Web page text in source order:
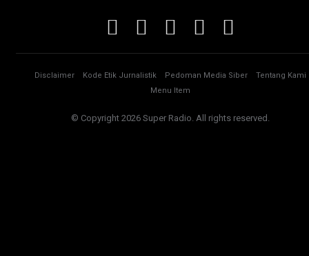
Disclaimer Kode Etik Jurnalistik Pedoman Media Siber
Tentang Kami
Menu Item
© Copyright 2026 Super Radio. All rights reserved.